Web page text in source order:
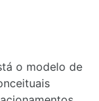
o modelo de